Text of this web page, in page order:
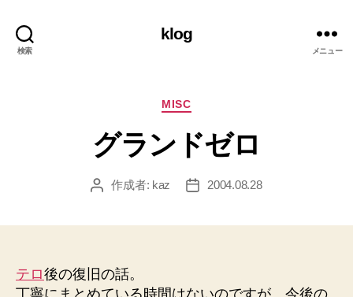
検索
klog
メニュー
カ
ゴ
リ
MISC
グランドゼロ
投
作成者: kaz
投
2004.08.28
テロ後の復旧の話。
丁寧にまとめている時間はないのですが、今後の